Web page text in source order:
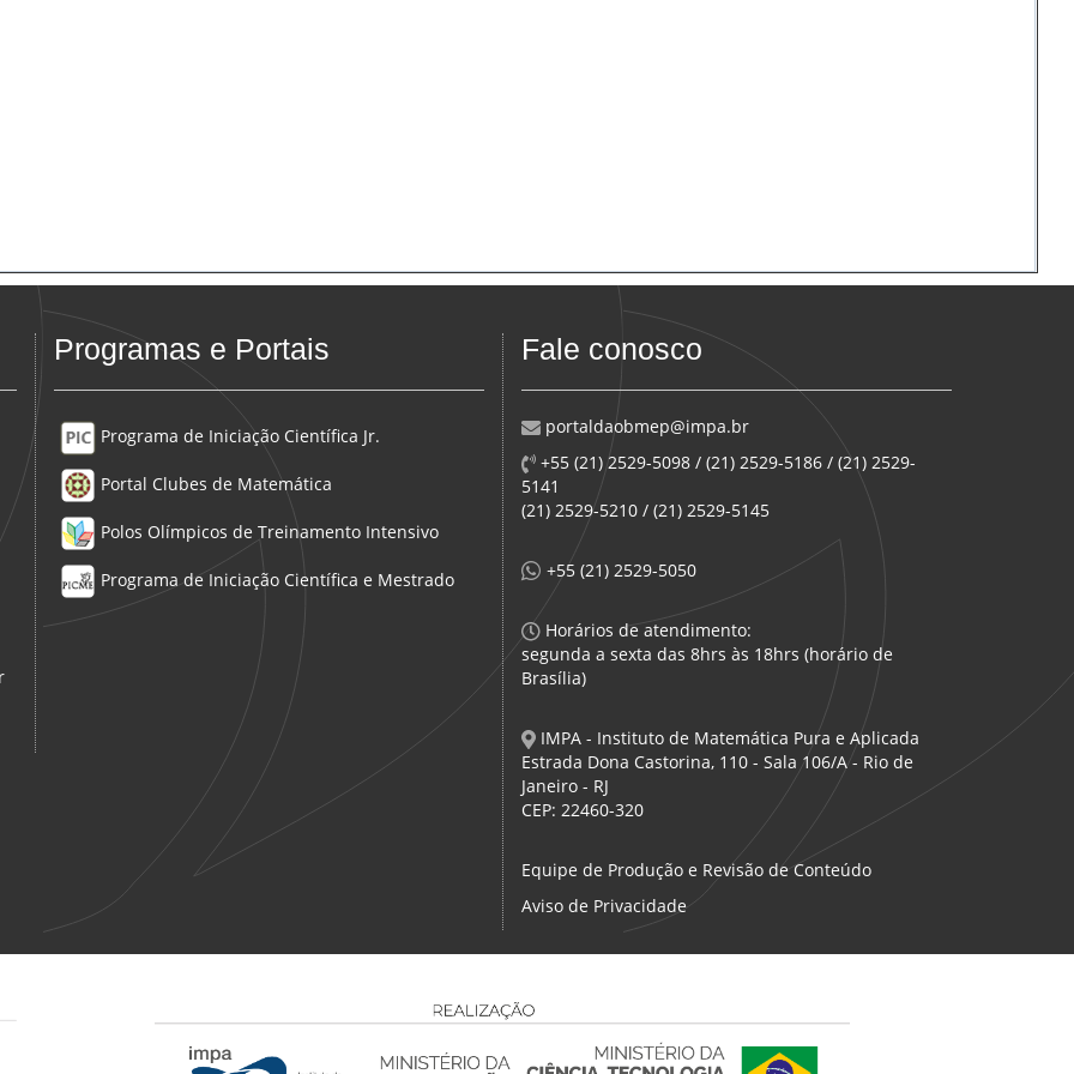
Programas e Portais
Programa de Iniciação Científica Jr.
Portal Clubes de Matemática
Polos Olímpicos de Treinamento Intensivo
Programa de Iniciação Científica e Mestrado
Fale conosco
portaldaobmep@impa.br
+55 (21) 2529-5098 / (21) 2529-5186 / (21) 2529-
5141
(21) 2529-5210 / (21) 2529-5145
+55 (21) 2529-5050
Horários de atendimento:
segunda a sexta das 8hrs às 18hrs (horário de
Brasília)
IMPA - Instituto de Matemática Pura e Aplicada
Estrada Dona Castorina, 110 - Sala 106/A - Rio de
Janeiro - RJ
CEP: 22460-320
Equipe de Produção e Revisão de Conteúdo
Aviso de Privacidade